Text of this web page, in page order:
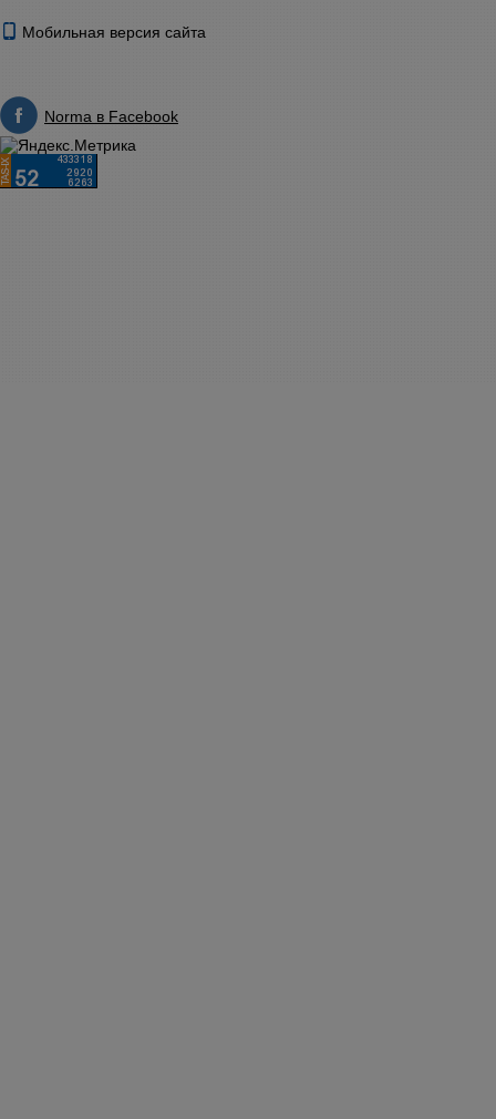
Мобильная версия сайта
Norma в Facebook